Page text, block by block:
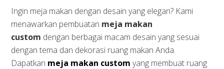
Ingin meja makan dengan desain yang elegan? Kami
menawarkan pembuatan meja makan
custom dengan berbagai macam desain yang sesuai
dengan tema dan dekorasi ruang makan Anda.
Dapatkan meja makan custom yang membuat ruang